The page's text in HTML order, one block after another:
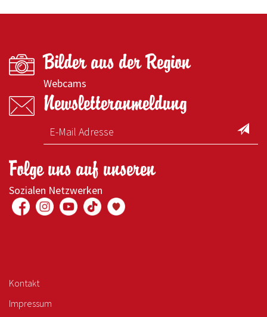
Bilder aus der Region
Webcams
Newsletteranmeldung
Folge uns auf unseren
Sozialen Netzwerken
Kontakt
Impressum